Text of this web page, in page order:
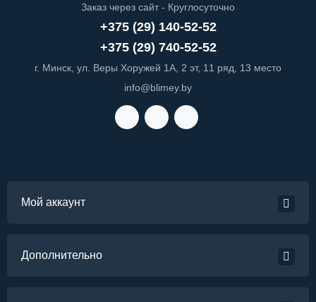
Заказ через сайт - Круглосуточно
+375 (29) 140-52-52
+375 (29) 740-52-52
г. Минск, ул. Веры Хоружей 1А, 2 эт, 11 ряд, 13 место
info@blimey.by
Мой аккаунт
Дополнительно